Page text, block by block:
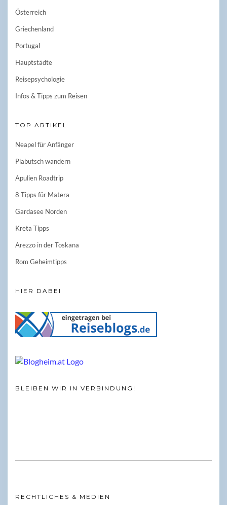
Österreich
Griechenland
Portugal
Hauptstädte
Reisepsychologie
Infos & Tipps zum Reisen
TOP ARTIKEL
Neapel für Anfänger
Plabutsch wandern
Apulien Roadtrip
8 Tipps für Matera
Gardasee Norden
Kreta Tipps
Arezzo in der Toskana
Rom Geheimtipps
HIER DABEI
BLEIBEN WIR IN VERBINDUNG!
RECHTLICHES & MEDIEN